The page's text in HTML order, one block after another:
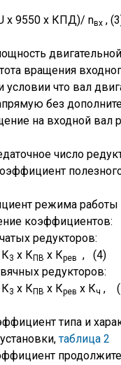
х 9550 х КПД)/ nвх ,
вращения
условии что вал
без
на входной вал
число
полезного
режима работы
коэффициентов:
редукторов:
К3 х КПВ х Крев
, (4)
редукторов:
К3 х КПВ х Крев х Кч ,
типа и
таблица 2